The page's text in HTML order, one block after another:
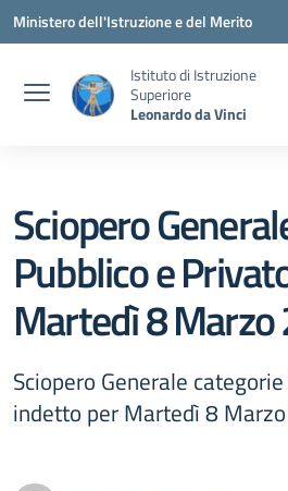
Vai ai contenuti
Vai al menu di navigazione
Vai al footer
Ministero dell'Istruzione e del Merito
Istituto di Istruzione
Superiore
Leonardo da Vinci
Sciopero
Pubblico e
Martedì 8
Sciopero Generale
indetto per Martedì 8